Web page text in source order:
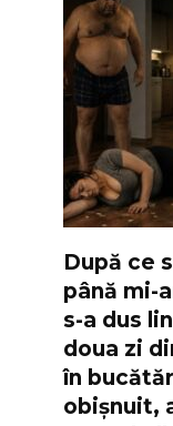
După ce
până mi-
s-a dus
doua zi
în
obișnuit,